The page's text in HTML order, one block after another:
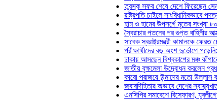
তুরস্ক সফর শেষে দেশে ফিরেছেন সেনাপ্রধান
রাষ্ট্রপতি চাইলে সাংবিধানিকভাবে পদত্যাগ
হাম ও হামের উপসর্গে মৃতের সংখ্যা ৮০০ ছাড়াল
স্বৈরাচার পতনের পর গুপ্ত বাহিনীর আত্মপ্রকাশ:
সাবেক স্বরাষ্ট্রমন্ত্রী কামালকে ফেরত চেয়ে
পরীক্ষার্থীদের বড় অংশ দুর্ভোগে পড়েনি: ড.
ঢাকায় আসছেন বিশ্বকাপের মঞ্চ কাঁপানো সেই
জাতীয় বৃক্ষমেলা উদ্বোধন করলেন প্রধানমন্ত্রী
কারো পরাজয়ে উন্মাদের মতো উল্লাস করতে হয়
জবাবদিহিতার অভাবে দেশের স্বাস্থ্যখাত নানা
এনসিপির সমাবেশে বিস্ফোরণ, যুবলীগের দুই